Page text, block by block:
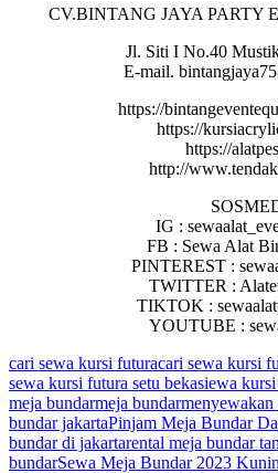
CV.BINTANG JAYA PARTY
Jl. Siti I No.40
E-mail.
https://
https://
https://
http://
IG :
FB : Sewa Alat
PINTEREST :
TWITTER :
TIKTOK :
YOUTUBE :
cari sewa kursi futuracari sewa kursi
sewa kursi futura setu bekasiewa
meja bundarmeja bundarmenyewakan
bundar jakartaPinjam Meja Bundar
bundar di jakartarental meja bundar
bundarSewa Meja Bundar 2023